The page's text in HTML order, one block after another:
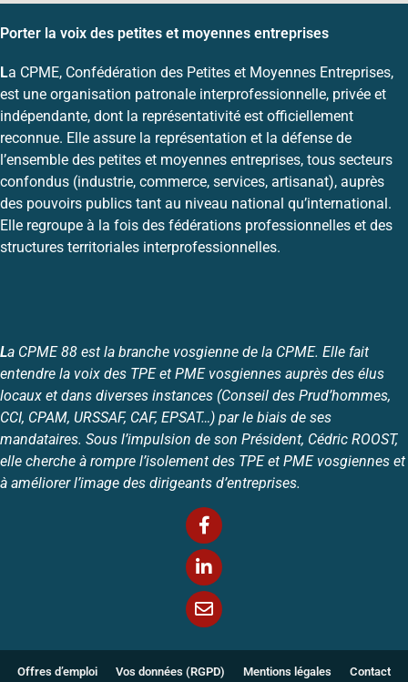
Porter la voix des petites et moyennes entreprises
La CPME, Confédération des Petites et Moyennes Entreprises,
est une organisation patronale interprofessionnelle, privée et
indépendante, dont la représentativité est officiellement
reconnue. Elle assure la représentation et la défense de
l’ensemble des petites et moyennes entreprises, tous secteurs
confondus (industrie, commerce, services, artisanat), auprès
des pouvoirs publics tant au niveau national qu’international.
Elle regroupe à la fois des fédérations professionnelles et des
structures territoriales interprofessionnelles.
La CPME 88 est la branche vosgienne de la CPME. Elle fait
entendre la voix des TPE et PME vosgiennes auprès des élus
locaux et dans diverses instances (Conseil des Prud’hommes,
CCI, CPAM, URSSAF, CAF, EPSAT…) par le biais de ses
mandataires. Sous l’impulsion de son Président, Cédric ROOST,
elle cherche à rompre l’isolement des TPE et PME vosgiennes et
à améliorer l’image des dirigeants d’entreprises.
Offres d’emploi Vos données (RGPD) Mentions légales Contact